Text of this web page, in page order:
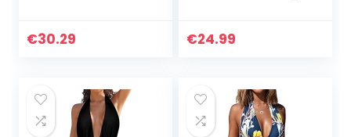
Zwempak uit één
€30.29
zwemkostuum,
€24.99